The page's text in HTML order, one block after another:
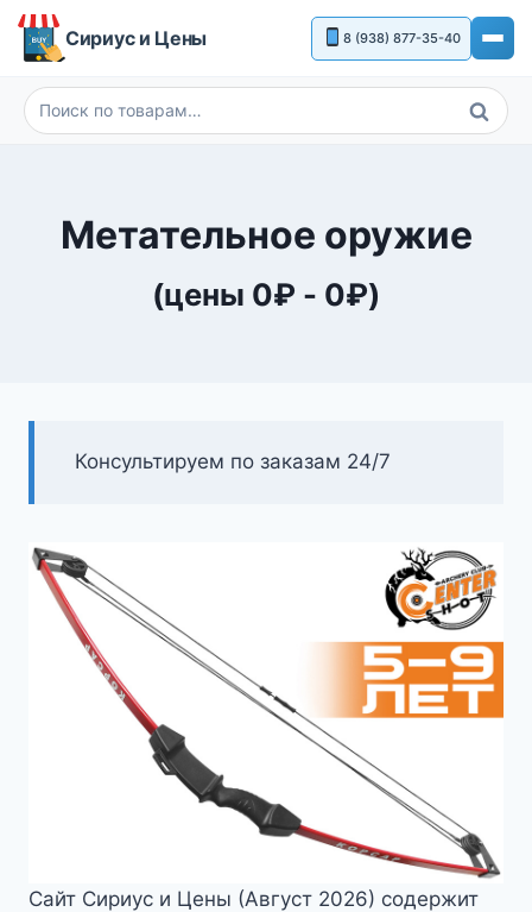
Перейти
Сириус и Цены 8 (938) 877-35-40
Искать:
Поиск
Метательное оружие
(цены 0₽ - 0₽)
Консультируем по заказам 24/7
Сайт Сириус и Цены (Август 2026) содержит